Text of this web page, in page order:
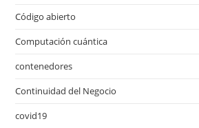
Código abierto
Computación cuántica
contenedores
Continuidad del Negocio
covid19